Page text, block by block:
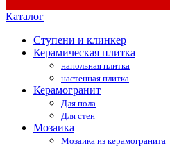
Каталог
Ступени и клинкер
Керамическая плитка
напольная плитка
настенная плитка
Керамогранит
Для пола
Для стен
Мозаика
Мозаика из керамогранита